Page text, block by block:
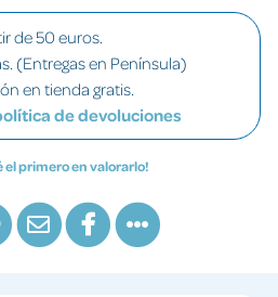
de 50 euros.
(Entregas en Península)
en tienda gratis.
de devoluciones
el primero en valorarlo!